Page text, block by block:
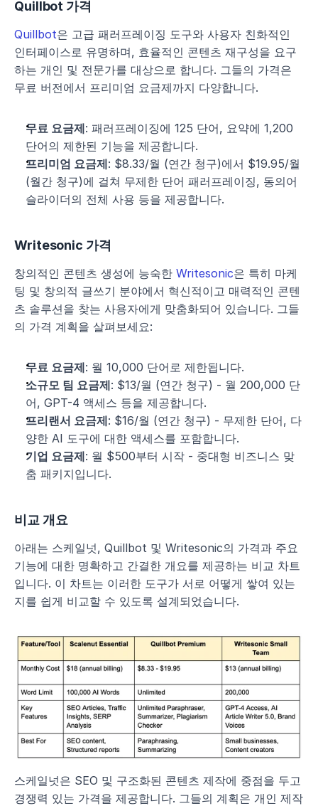
Quillbot 가격
Quillbot은 고급 패러프레이징 도구와 사용자 친화적인
인터페이스로 유명하며, 효율적인 콘텐츠 재구성을 요구
하는 개인 및 전문가를 대상으로 합니다. 그들의 가격은
무료 버전에서 프리미엄 요금제까지 다양합니다.
무료 요금제: 패러프레이징에 125 단어, 요약에 1,200
단어의 제한된 기능을 제공합니다.
프리미엄 요금제: $8.33/월 (연간 청구)에서 $19.95/월
(월간 청구)에 걸쳐 무제한 단어 패러프레이징, 동의어
슬라이더의 전체 사용 등을 제공합니다.
Writesonic 가격
창의적인 콘텐츠 생성에 능숙한 Writesonic은 특히 마케
팅 및 창의적 글쓰기 분야에서 혁신적이고 매력적인 콘텐
츠 솔루션을 찾는 사용자에게 맞춤화되어 있습니다. 그들
의 가격 계획을 살펴보세요:
무료 요금제: 월 10,000 단어로 제한됩니다.
소규모 팀 요금제: $13/월 (연간 청구) - 월 200,000 단
어, GPT-4 액세스 등을 제공합니다.
프리랜서 요금제: $16/월 (연간 청구) - 무제한 단어, 다
양한 AI 도구에 대한 액세스를 포함합니다.
기업 요금제: 월 $500부터 시작 - 중대형 비즈니스 맞
춤 패키지입니다.
비교 개요
아래는 스케일넛, Quillbot 및 Writesonic의 가격과 주요
기능에 대한 명확하고 간결한 개요를 제공하는 비교 차트
입니다. 이 차트는 이러한 도구가 서로 어떻게 쌓여 있는
지를 쉽게 비교할 수 있도록 설계되었습니다.
스케일넛은 SEO 및 구조화된 콘텐츠 제작에 중점을 두고
경쟁력 있는 가격을 제공합니다. 그들의 계획은 개인 제작